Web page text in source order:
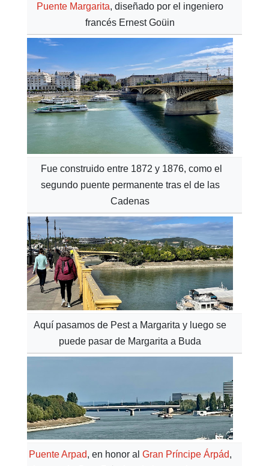
Puente Margarita, diseñado por el ingeniero
francés Ernest Goüin
Fue construido entre 1872 y 1876, como el
segundo puente permanente tras el de las
Cadenas
Aquí pasamos de Pest a Margarita y luego se
puede pasar de Margarita a Buda
Puente Arpad, en honor al Gran Príncipe Árpád,